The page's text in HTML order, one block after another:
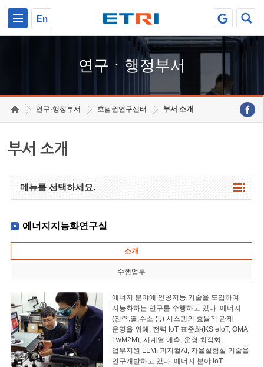
En
연구ㆍ행정부서
연구·행정부서 호남권연구센터 부서 소개
부서 소개
메뉴를 선택하세요.
에너지지능화연구실
소개
수행업무
에너지 분야에 인공지능 기술을 도입하여
지능화하는 연구를 수행하고 있다. 에너지
(전력,열,수소 등) 시스템의 효율적 관제·
운영을 위해, 전력 IoT 표준화(KS eIoT, OMA
LwM2M), 시계열 예측, 운영 최적화,
업무지원 LLM, 피지컬AI, 자율실험실 기술을
연구개발하고 있다. 에너지 분야 IoT